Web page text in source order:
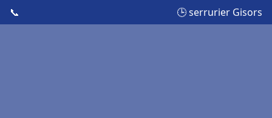
📞 🕒 serrurier Gisors